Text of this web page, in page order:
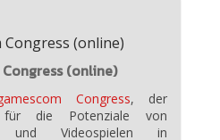
(online)
Congress, der
für die Potenziale von
und Videospielen in